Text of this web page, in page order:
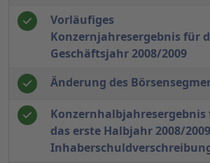
Vorläufiges
Konzernjahresergebnis für
Geschäftsjahr 2008/2009
Änderung des
Konzernhalbjahresergebnis
das erste Halbjahr 2008/